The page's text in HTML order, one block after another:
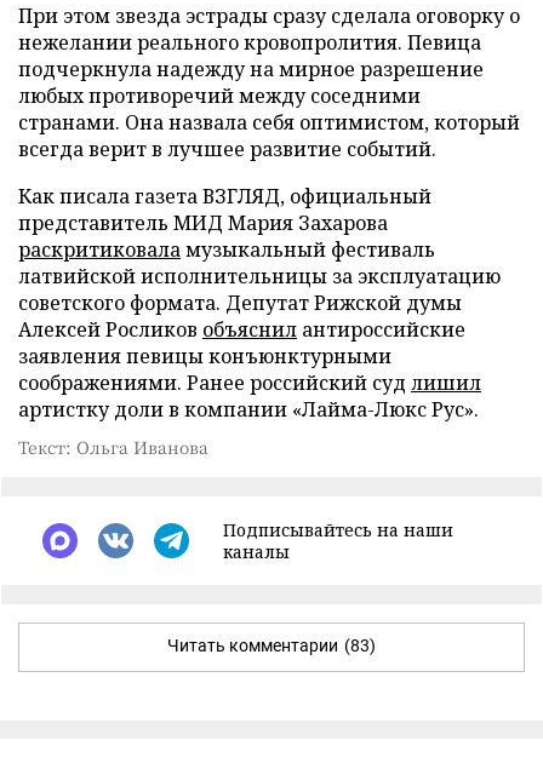
При этом звезда эстрады сразу сделала оговорку о
нежелании реального кровопролития. Певица
подчеркнула надежду на мирное разрешение
любых противоречий между соседними
странами. Она назвала себя оптимистом, который
всегда верит в лучшее развитие событий.
Как писала газета ВЗГЛЯД, официальный
представитель МИД Мария Захарова
раскритиковаламузыкальный фестиваль
латвийской исполнительницы за эксплуатацию
советского формата. Депутат Рижской думы
Алексей Росликов объяснил антироссийские
заявления певицы конъюнктурными
соображениями. Ранее российский суд лишил
артистку доли в компании «Лайма-Люкс Рус».
Текст: Ольга Иванова
Подписывайтесь на наши
каналы
Читать комментарии (83)